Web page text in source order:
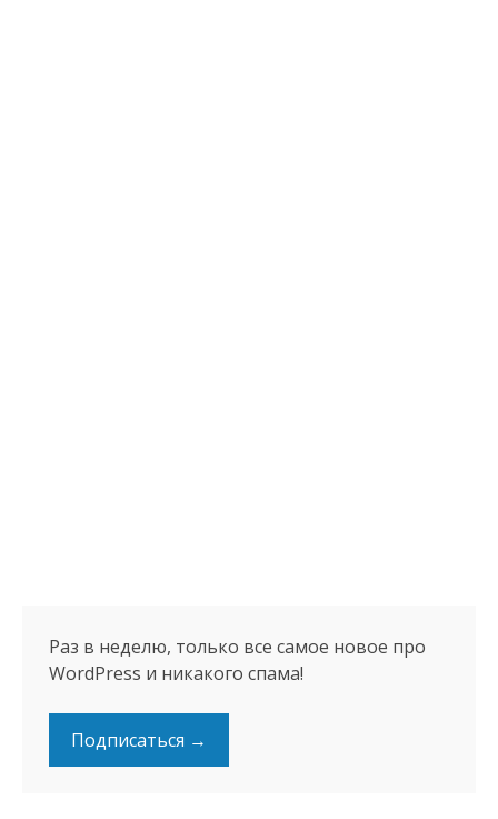
Раз в неделю, только все самое новое про
WordPress и никакого спама!
Подписаться →